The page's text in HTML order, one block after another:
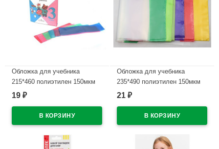
Обложка для учебника
215*460 полиэтилен 150мкм
универсальные М арт У 215
19 ₽
Обложка для учебника
235*490 полиэтилен 150мкм
универсальная М арт У 235
21 ₽